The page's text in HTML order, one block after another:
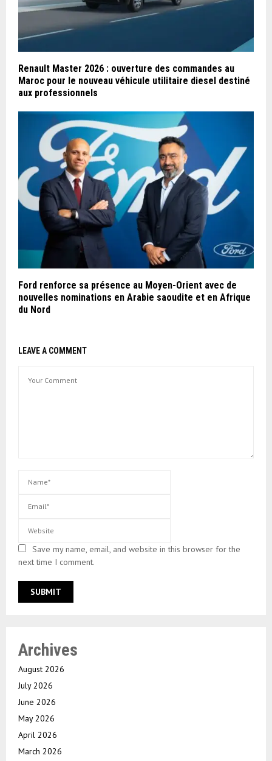
Renault Master 2026 : ouverture des commandes au
Maroc pour le nouveau véhicule utilitaire diesel destiné
aux professionnels
Ford renforce sa présence au Moyen-Orient avec de
nouvelles nominations en Arabie saoudite et en Afrique
du Nord
LEAVE A COMMENT
Save my name, email, and website in this browser for the
next time I comment.
Archives
August 2026
July 2026
June 2026
May 2026
April 2026
March 2026